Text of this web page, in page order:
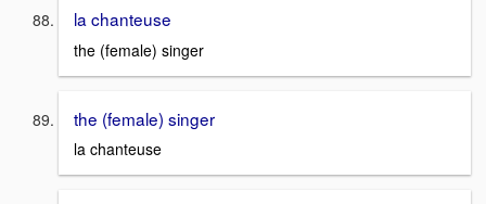
la chanteuse
the (female) singer
the (female) singer
la chanteuse